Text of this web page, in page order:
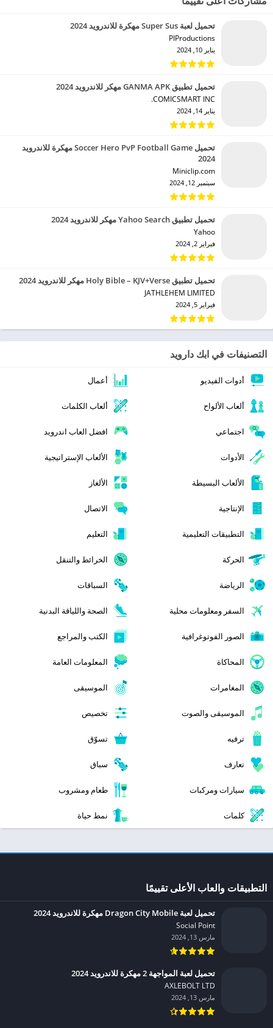
تحميل لعبة Super Sus مهكرة للاندرويد 2024
PIProductions‏
يناير 10, 2024
تحميل تطبيق GANMA APK مهكر للاندرويد 2024
COMICSMART INC.‏
يناير 14, 2024
تحميل Soccer Hero PvP Football Game مهكرة للاندرويد
2024
Miniclip.com‏
سبتمبر 12, 2024
تحميل تطبيق Yahoo Search مهكر للاندرويد 2024
Yahoo‏
فبراير 2, 2024
تحميل تطبيق Holy Bible – KJV+Verse مهكر للاندرويد 2024
JATHLEHEM LIMITED‏
فبراير 5, 2024
التصنيفات في ابك دارويد
أدوات الفيديو أعمال
ألعاب الألواح ألعاب الكلمات
اجتماعي افضل العاب اندرويد
الأدوات الألعاب الإستراتيجية
الألعاب البسيطة الألغاز
الإنتاجية الاتصال
التطبيقات التعليمية التعليم
الحركة الخرائط والتنقل
الرياضة السباقات
السفر ومعلومات محلية الصحة واللياقة البدنية
الصور الفوتوغرافية الكتب والمراجع
المحاكاة المعلومات العامة
المغامرات الموسيقى
الموسيقى والصوت تخصيص
ترفيه تسوّق
تعارف سباق
سيارات ومركبات طعام ومشروب
كلمات نمط حياة
التطبيقات والعاب الأعلى تقييمًا
تحميل لعبة Dragon City Mobile مهكرة للاندرويد 2024
Social Point‏
مارس 13, 2024
تحميل لعبة المواجهة 2 مهكرة للاندرويد 2024
AXLEBOLT LTD‏
مارس 13, 2024